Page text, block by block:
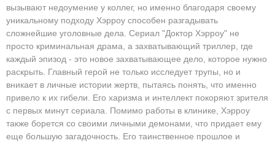
вызывают недоумение у коллег, но именно благодаря своему
уникальному подходу Хэрроу способен разгадывать
сложнейшие уголовные дела. Сериал "Доктор Хэрроу" не
просто криминальная драма, а захватывающий триллер, где
каждый эпизод - это новое захватывающее дело, которое нужно
раскрыть. Главный герой не только исследует трупы, но и
вникает в личные истории жертв, пытаясь понять, что именно
привело к их гибели. Его харизма и интеллект покоряют зрителя
с первых минут сериала. Помимо работы в клинике, Хэрроу
также борется со своими личными демонами, что придает ему
еще большую загадочность. Его таинственное прошлое и